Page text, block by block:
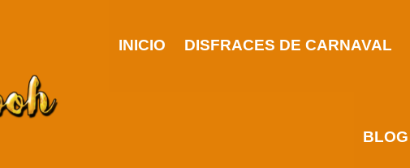
INICIO DISFRACES DE CARNAVAL
BLOG